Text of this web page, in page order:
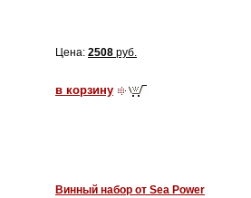
Цена: 2508 руб.
в корзину
Винный набор от Sea Power